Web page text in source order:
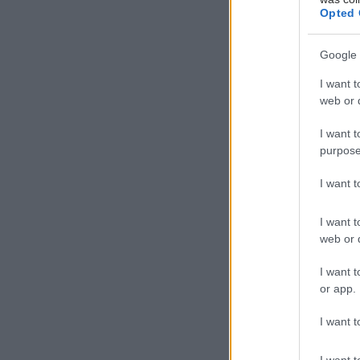
Opted
Google
I want
web or
I want
I want
I want
web or
I want
or app.
I want
ένα
με τους